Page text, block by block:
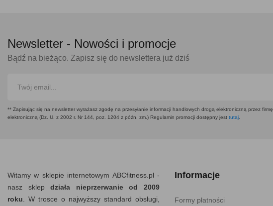
Newsletter - Nowości i promocje
Bądź na bieżąco. Zapisz się do newslettera już dziś
** Zapisując się na newsletter wyrażasz zgodę na przesyłanie informacji handlowych drogą elektroniczną przez
elektroniczną (Dz. U. z 2002 r. Nr 144, poz. 1204 z późn. zm.) Regulamin promocji dostępny jest tutaj
Witamy w sklepie internetowym ABCfitness.pl -
nasz sklepdziała nieprzerwanie od 2009
roku . W trosce o najwyższy standard obsługi,
Informacje
Formy płatności